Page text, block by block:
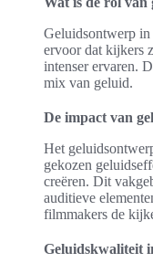
Geluidsontwerp in
ervoor dat kijkers
intenser ervaren.
mix van geluid.
De impact van
Het
gekozen
creëren. Dit
auditieve
filmmakers de
Geluidskwaliteit